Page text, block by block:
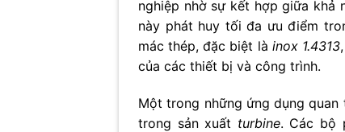
nghiệp nhờ sự kết hợp giữa khả
này phát huy tối đa ưu điểm
mác thép, đặc biệt là inox 1.4313
của các thiết bị và công trình.
Một trong những ứng dụng
trong sản xuất turbine. Các bộ